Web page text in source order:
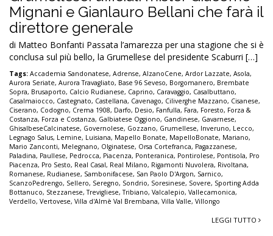
Mignani e Gianlauro Bellani che farà il
direttore generale
di Matteo Bonfanti Passata l’amarezza per una stagione che si è
conclusa sul più bello, la Grumellese del presidente Scaburri […]
Tags: Accademia Sandonatese, Adrense, AlzanoCene, Ardor Lazzate, Asola,
Aurora Seriate, Aurora Travagliato, Base 96 Seveso, Borgomanero, Brembate
Sopra, Brusaporto, Calcio Rudianese, Caprino, Caravaggio, Casalbuttano,
Casalmaiocco, Castegnato, Castellana, Cavenago, Ciliverghe Mazzano, Cisanese,
Ciserano, Codogno, Crema 1908, Darfo, Desio, Fanfulla, Fara, Foresto, Forza &
Costanza, Forza e Costanza, Galbiatese Oggiono, Gandinese, Gavarnese,
GhisalbeseCalcinatese, Governolese, Gozzano, Grumellese, Inveruno, Lecco,
Legnago Salus, Lemine, Luisiana, Mapello Bonate, MapelloBonate, Mariano,
Mario Zanconti, Melegnano, Olginatese, Orsa Cortefranca, Pagazzanese,
Paladina, Paullese, Pedrocca, Piacenza, Ponteranica, Pontirolese, Pontisola, Pro
Piacenza, Pro Sesto, Real Casal, Real Milano, Rigamonti Nuvolera, Rivoltana,
Romanese, Rudianese, Sambonifacese, San Paolo D'Argon, Sarnico,
ScanzoPedrengo, Sellero, Seregno, Sondrio, Soresinese, Sovere, Sporting Adda
Bottanuco, Stezzanese,Trevigliese,Tribiano, Valcalepio, Vallecamonica,
Verdello, Vertovese, Villa d'Almè Val Brembana, Villa Valle, Villongo
LEGGI TUTTO